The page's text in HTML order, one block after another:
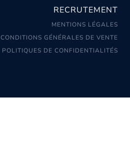
RECRUTEMENT
MENTIONS LÉGALES
CONDITIONS GÉNÉRALES DE VENTE
POLITIQUES DE CONFIDENTIALITÉS